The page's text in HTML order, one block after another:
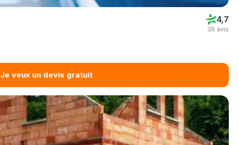
4,7
36 avis
Je veux un devis gratuit